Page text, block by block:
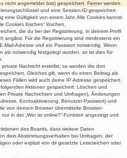
nicht angemeldet bist) gespeichert. Ferner werden
und eine Session-ID gespeichert.
eine Gültigkeit von einem Jahr. Alle Cookies kannst
Cookies löschen“ löschen.
die du bei der Registrierung, in deinem Profil
angibst. Für die Registrierung sind mindestens ein
Mail-Adresse und ein Passwort notwendig. Wenn
als notwendig festgelegt wurden, so ist dies für
Nachricht erstellst, so werden die dort
Gleiches gilt, wenn du einen Beitrag als
Fällen wird auch deine IP-Adresse gespeichert.
Aktionen gespeichert: Löschen und
Private Nachrichten und Umfragen), Änderungen
Kontoaktivierung, Benutzer-Passwort) und
von deinem Browser übermittelte Browser-
in der „Wer ist online?“-Funktion angezeigt und
des Boards, dass weitere Daten
dein Abstimmungsverhalten bei Umfragen, der
oder explizit von dir gesetzte Lesezeichen oder